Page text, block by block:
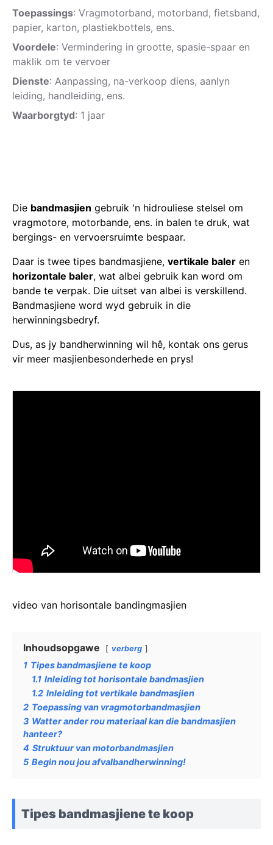
Toepassings: Vragmotorband, motorband, fietsband,
papier, karton, plastiekbottels, ens.
Voordele: Vermindering in grootte, spasie-spaar en
maklik om te vervoer
Dienste: Aanpassing, na-verkoop diens, aanlyn
leiding, handleiding, ens.
Waarborgtyd: 1 jaar
Die bandmasjien gebruik 'n hidrouliese stelsel om
vragmotore, motorbande, ens. in balen te druk, wat
bergings- en vervoersruimte bespaar.
Daar is twee tipes bandmasjiene, vertikale baler en
horizontale baler, wat albei gebruik kan word om
bande te verpak. Die uitset van albei is verskillend.
Bandmasjiene word wyd gebruik in die
herwinningsbedryf.
Dus, as jy bandherwinning wil hê, kontak ons gerus
vir meer masjienbesonderhede en prys!
video van horisontale bandingmasjien
Inhoudsopgawe verberg
1 Tipes bandmasjiene te koop
1.1 Inleiding tot horisontale bandmasjien
1.2 Inleiding tot vertikale bandmasjien
2 Toepassing van vragmotorbandmasjien
3 Watter ander rou materiaal kan die bandmasjien
hanteer?
4 Struktuur van motorbandmasjien
5 Begin nou jou afvalbandherwinning!
Tipes bandmasjiene te koop